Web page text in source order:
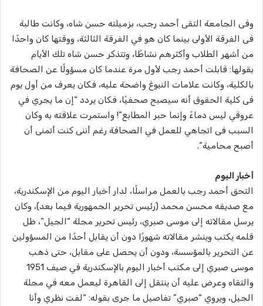
وفى الجامعة التقى أحمد رجب، بزميلته حسن شاه، وكانت طالبة
فى الفرقة الأولى بينما كان هو في الفرقة الثالثة، ووقتها كان واحدًا
من أشهر الطلاب وأكثرهم نشاطًا، وتتذكر حسن شاه تلك الأيام
بقولها: قابلت أحمد رجب لأول مرة عندما كان مسؤولًا عن الصحافة
بالكلية، وكانت علامات النبوغ واضحة عليه، فكان يعرف من أول يوم
فى كلية الحقوق أنه سيصبح صحفيًا، فكان يردد “إن ما يجري في
عروقي ليس دماءً وإنما حبر المطابع”! واستمرت علاقته به وكان
السبب فى اتجاهي للعمل في الصحافة رغم أننى كنت أتمنى أن
أصبح محامية”.
أخبار اليوم
التحق أحمد رجب بالعمل مراسلًا، لدار أخبار اليوم من الإسكندرية،
مع صديقه محسن محمد (رئيس تحرير الجمهورية فيما بعد)، وكان
يرسل مقالاته إلى موسى صبري، رئيس تحرير مجلة “الجيل”، ظل
قلمه يكتب وينشر مقالاته شهورًا دون أن يقابل أحدًا من المسؤولين
عن التحرير بالمؤسسة، ودون أن يحصل على مقابل، حتى ذهب
موسى صبري إلى مكتب أخبار اليوم بالإسكندرية في صيف 1951
والتقاه وعرض عليه أن ينتقل إلى القاهرة ليعمل معه في مجلة
الجيل، ويروي “صبري” تفاصيل ما جرى بقوله: “لفت نظري وأنا